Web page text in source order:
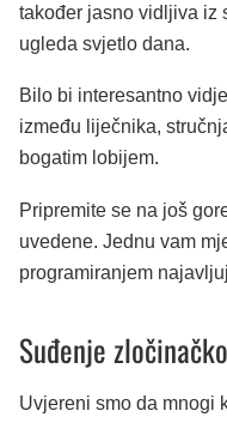
također jasno vidljiva iz
ugleda svjetlo dana.
Bilo bi interesantno
između liječnika,
bogatim lobijem.
Pripremite se na još
uvedene. Jednu vam
programiranjem
Suđenje
Uvjereni smo da mnogi